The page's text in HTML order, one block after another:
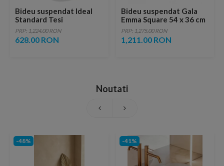
Bideu suspendat Ideal
Standard Tesi
PRP: 1,224.00 RON
628.00 RON
Bideu suspendat Gala
Emma Square 54 x 36 cm
PRP: 1,275.00 RON
1,211.00 RON
Noutati
-48% -41%